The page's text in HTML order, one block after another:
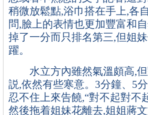
稍微放鬆點,浴巾搭在手上,各
問,臉上的表情也更加豐富和
掉了一分而只排名第三,但姐
躍。
水立方內雖然氣溫頗高,但
説,依然有些寒意。3分鐘、5
忍不住上來告饒,“對不起對不
然後拖着姐妹花離去,姐姐蔣